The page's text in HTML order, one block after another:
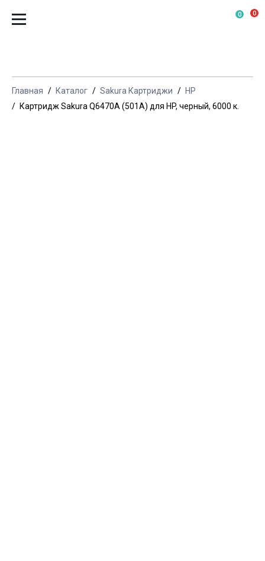
0 0
Главная Каталог Sakura Картриджи
HP
Картридж Sakura Q6470A (501A) для HP, черный, 6000 к.